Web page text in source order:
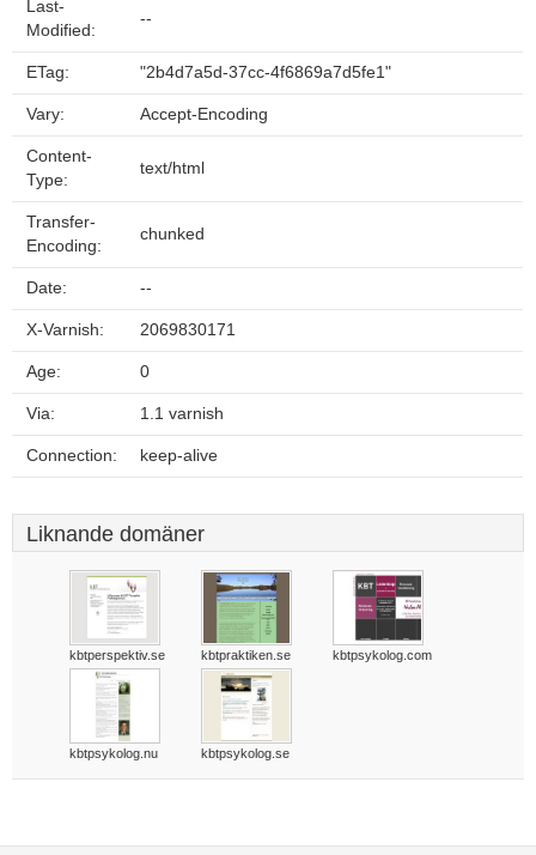
Last-
Modified:
--
ETag: "2b4d7a5d-37cc-4f6869a7d5fe1"
Vary: Accept-Encoding
Content-
Type:
text/html
Transfer-
Encoding:
chunked
Date: --
X-Varnish: 2069830171
Age: 0
Via: 1.1 varnish
Connection: keep-alive
Liknande domäner
kbtperspektiv.se kbtpraktiken.se kbtpsykolog.com
kbtpsykolog.nu kbtpsykolog.se